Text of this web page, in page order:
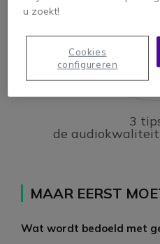
3
de
MAAR EERST
Wat wordt bedoeld met
u zoekt!
Cookies
configureren